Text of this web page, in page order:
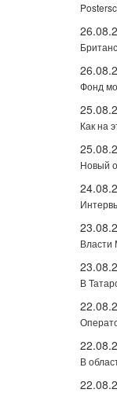
Фонд
Как на
Новый
Власти
В
В